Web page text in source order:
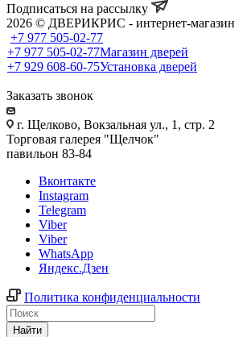
Подписаться на рассылку
2026 © ДВЕРИКРИС - интернет-магазин
+7 977 505-02-77
+7 977 505-02-77Магазин дверей
+7 929 608-60-75Установка дверей
Заказать звонок
г. Щелково, Вокзальная ул., 1, стр. 2
Торговая галерея "Щелчок"
павильон 83-84
Вконтакте
Instagram
Telegram
Viber
Viber
WhatsApp
Яндекс.Дзен
Политика конфиденциальности
Найти